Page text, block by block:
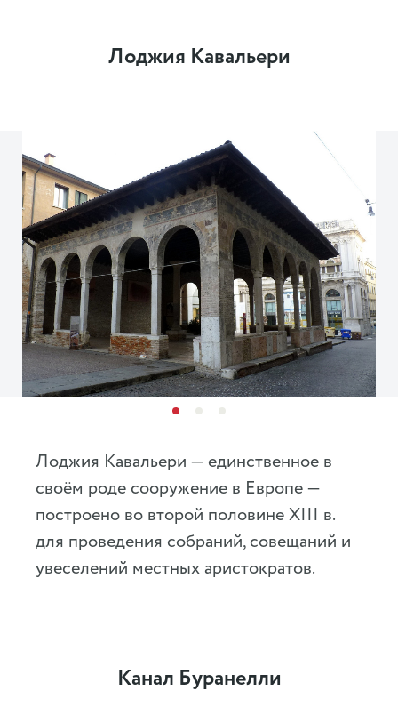
Лоджия Кавальери
Лоджия Кавальери — единственное в
своём роде сооружение в Европе —
построено во второй половине XIII в.
для проведения собраний, совещаний и
увеселений местных аристократов.
Канал Буранелли